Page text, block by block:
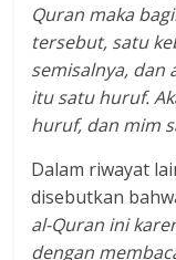
Quran maka
tersebut, satu
semisalnya, dan
itu satu huruf.
huruf, dan mim
Dalam riwayat
disebutkan
al-Quran ini
dengan